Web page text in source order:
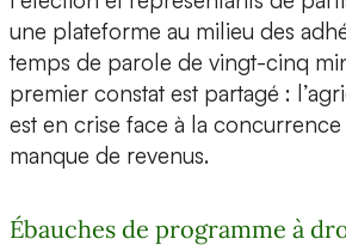
une plateforme au milieu des
temps de parole de vingt-cinq
premier constat est partagé :
est en crise face à la
manque de revenus.
Ébauches de programme à